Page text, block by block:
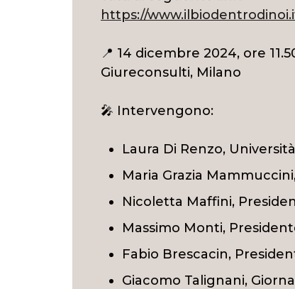
https://
📍 14 dicembre 2024, ore
Giureconsulti, Milano
🎤 Intervengono:
Laura Di Renzo,
Maria Grazia
Nicoletta Maffini,
Massimo Monti,
Fabio Brescacin,
Giacomo Talignani,